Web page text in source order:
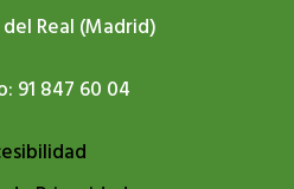
Real (Madrid)
91 847 60 04